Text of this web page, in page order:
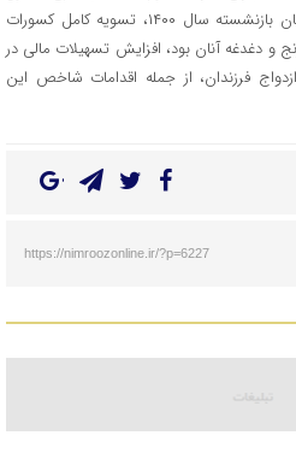
بازنشستگان، پرداخت معوقات فرهنگیان بازنشسته سال ۱۴۰۰، تسویه کامل کسورات
دغدغه آنان بود، افزایش تسهیلات مالی در
فرزندان، از جمله اقدامات شاخص این
https://nimroozonline.ir/?p=6227